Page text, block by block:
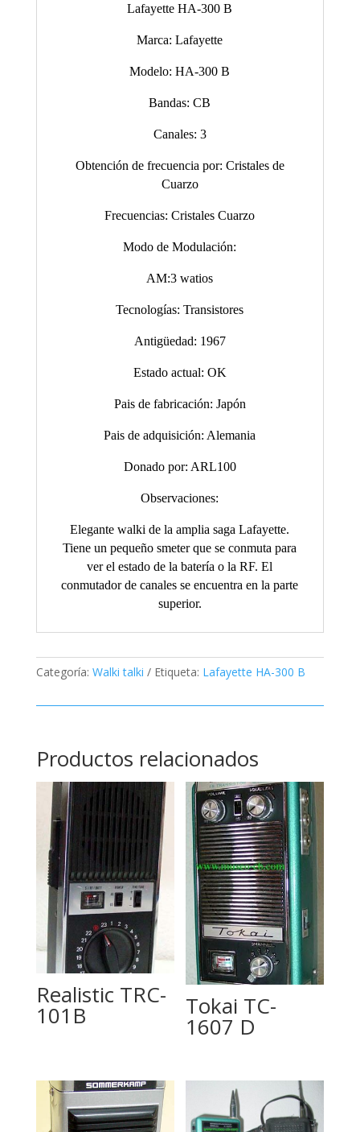
Lafayette HA-300 B
Marca: Lafayette
Modelo: HA-300 B
Bandas: CB
Canales: 3
Obtención de frecuencia por: Cristales de
Cuarzo
Frecuencias: Cristales Cuarzo
Modo de Modulación:
AM:3 watios
Tecnologías: Transistores
Antigüedad: 1967
Estado actual: OK
Pais de fabricación: Japón
Pais de adquisición: Alemania
Donado por: ARL100
Observaciones:
Elegante walki de la amplia saga Lafayette.
Tiene un pequeño smeter que se conmuta para
ver el estado de la batería o la RF. El
conmutador de canales se encuentra en la parte
superior.
Categoría: Walki talki Etiqueta: Lafayette HA-300 B
Productos relacionados
Realistic TRC-
101B Tokai TC-
1607 D